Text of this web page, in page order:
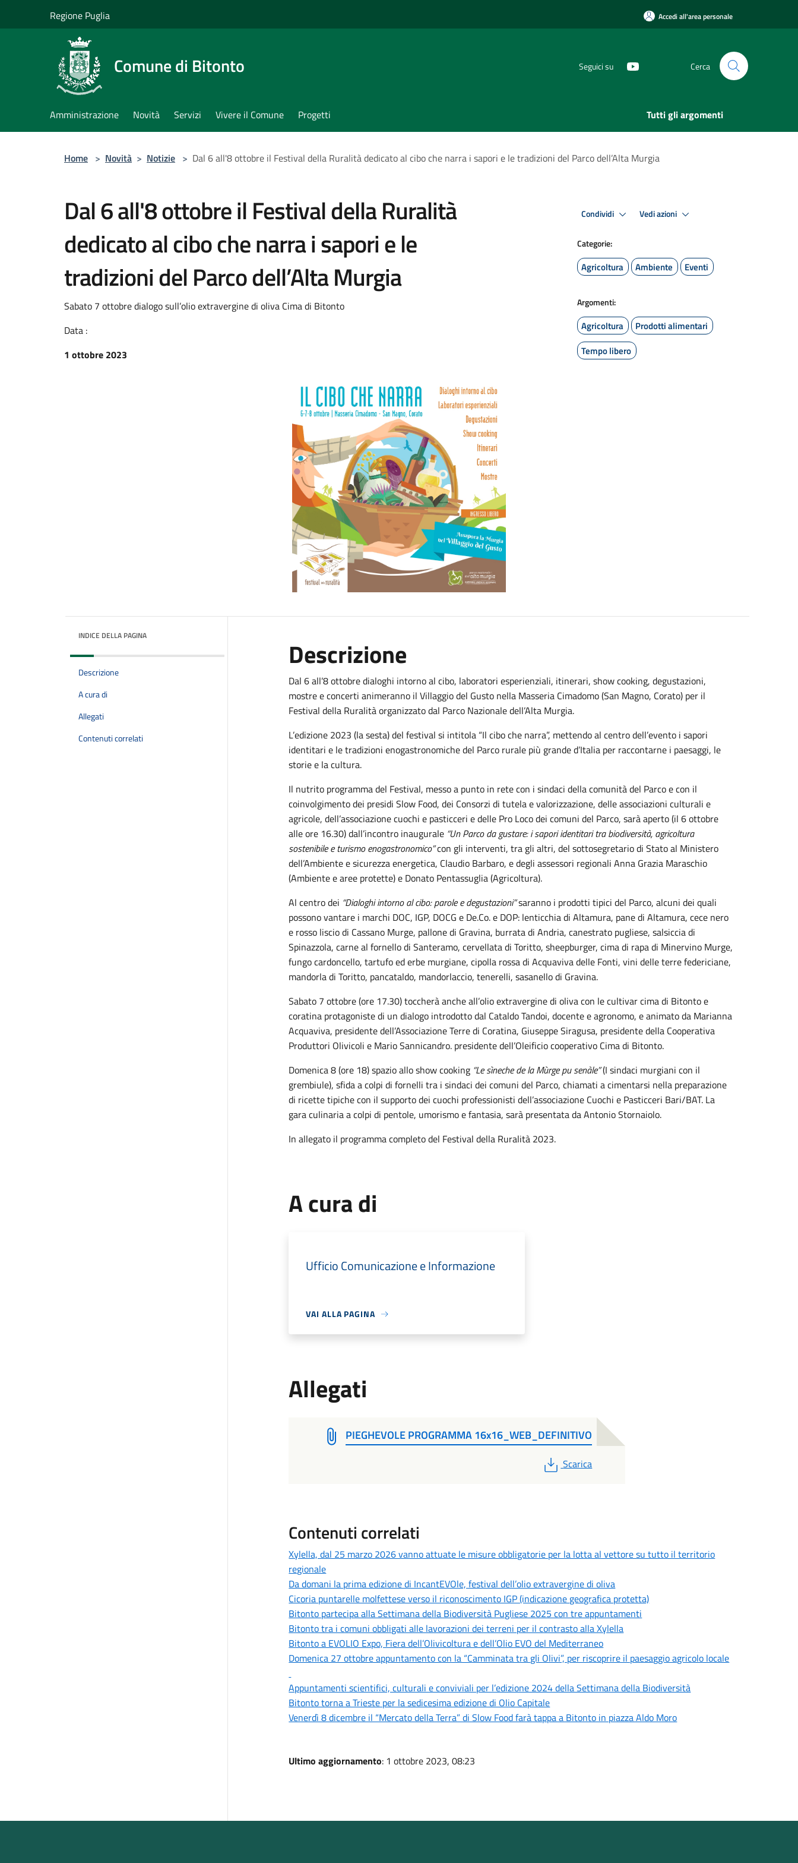
Regione Puglia Accedi all'area personale
Comune di Bitonto Seguici su Cerca
Amministrazione Novità Servizi Vivere il Comune Progetti Tutti gli argomenti
Home > Novità > Notizie > Dal 6 all'8 ottobre il Festival della Ruralità dedicato al cibo che narra i sapori e le tradizioni del Parco dell’Alta Murgia
Dal 6 all'8 ottobre il Festival della Ruralità
dedicato al cibo che narra i sapori e le
tradizioni del Parco dell’Alta Murgia
Sabato 7 ottobre dialogo sull’olio extravergine di oliva Cima di Bitonto
Data :
1 ottobre 2023
Condividi Vedi azioni
Categorie:
Agricoltura Ambiente Eventi
Argomenti:
Agricoltura
Prodotti alimentari
Tempo libero
INDICE DELLA PAGINA
Descrizione
A cura di
Allegati
Contenuti correlati
Descrizione
Dal 6 all’8 ottobre dialoghi intorno al cibo, laboratori esperienziali, itinerari, show cooking, degustazioni,
mostre e concerti animeranno il Villaggio del Gusto nella Masseria Cimadomo (San Magno, Corato) per il
Festival della Ruralità organizzato dal Parco Nazionale dell’Alta Murgia.
L’edizione 2023 (la sesta) del festival si intitola “Il cibo che narra”, mettendo al centro dell’evento i sapori
identitari e le tradizioni enogastronomiche del Parco rurale più grande d’Italia per raccontarne i paesaggi, le
storie e la cultura.
Il nutrito programma del Festival, messo a punto in rete con i sindaci della comunità del Parco e con il
coinvolgimento dei presidi Slow Food, dei Consorzi di tutela e valorizzazione, delle associazioni culturali e
agricole, dell’associazione cuochi e pasticceri e delle Pro Loco dei comuni del Parco, sarà aperto (il 6 ottobre
alle ore 16.30) dall’incontro inaugurale “Un Parco da gustare: i sapori identitari tra biodiversità, agricoltura
sostenibile e turismo enogastronomico”con gli interventi, tra gli altri, del sottosegretario di Stato al Ministero
dell’Ambiente e sicurezza energetica, Claudio Barbaro, e degli assessori regionali Anna Grazia Maraschio
(Ambiente e aree protette) e Donato Pentassuglia (Agricoltura).
Al centro dei “Dialoghi intorno al cibo: parole e degustazioni”saranno i prodotti tipici del Parco, alcuni dei quali
possono vantare i marchi DOC, IGP, DOCG e De.Co. e DOP: lenticchia di Altamura, pane di Altamura, cece nero
e rosso liscio di Cassano Murge, pallone di Gravina, burrata di Andria, canestrato pugliese, salsiccia di
Spinazzola, carne al fornello di Santeramo, cervellata di Toritto, sheepburger, cima di rapa di Minervino Murge,
fungo cardoncello, tartufo ed erbe murgiane, cipolla rossa di Acquaviva delle Fonti, vini delle terre federiciane,
mandorla di Toritto, pancataldo, mandorlaccio, tenerelli, sasanello di Gravina.
Sabato 7 ottobre (ore 17.30) toccherà anche all’olio extravergine di oliva con le cultivar cima di Bitonto e
coratina protagoniste di un dialogo introdotto dal Cataldo Tandoi, docente e agronomo, e animato da Marianna
Acquaviva, presidente dell’Associazione Terre di Coratina, Giuseppe Siragusa, presidente della Cooperativa
Produttori Olivicoli e Mario Sannicandro. presidente dell’Oleificio cooperativo Cima di Bitonto.
Domenica 8 (ore 18) spazio allo show cooking “Le sìneche de la Mùrge pu senàle”(I sindaci murgiani con il
grembiule), sfida a colpi di fornelli tra i sindaci dei comuni del Parco, chiamati a cimentarsi nella preparazione
di ricette tipiche con il supporto dei cuochi professionisti dell’associazione Cuochi e Pasticceri Bari/BAT. La
gara culinaria a colpi di pentole, umorismo e fantasia, sarà presentata da Antonio Stornaiolo.
In allegato il programma completo del Festival della Ruralità 2023.
A cura di
Ufficio Comunicazione e Informazione
VAI ALLA PAGINA
Allegati
PIEGHEVOLE PROGRAMMA 16x16_WEB_DEFINITIVO
PDF
Scarica
Contenuti correlati
Xylella, dal 25 marzo 2026 vanno attuate le misure obbligatorie per la lotta al vettore su tutto il territorio
regionale
Da domani la prima edizione di IncantEVOle, festival dell’olio extravergine di oliva
Cicoria puntarelle molfettese verso il riconoscimento IGP (indicazione geografica protetta)
Bitonto partecipa alla Settimana della Biodiversità Pugliese 2025 con tre appuntamenti
Bitonto tra i comuni obbligati alle lavorazioni dei terreni per il contrasto alla Xylella
Bitonto a EVOLIO Expo, Fiera dell’Olivicoltura e dell’Olio EVO del Mediterraneo
Domenica 27 ottobre appuntamento con la “Camminata tra gli Olivi”, per riscoprire il paesaggio agricolo locale
Appuntamenti scientifici, culturali e conviviali per l’edizione 2024 della Settimana della Biodiversità
Bitonto torna a Trieste per la sedicesima edizione di Olio Capitale
Venerdì 8 dicembre il “Mercato della Terra” di Slow Food farà tappa a Bitonto in piazza Aldo Moro
Ultimo aggiornamento: 1 ottobre 2023, 08:23